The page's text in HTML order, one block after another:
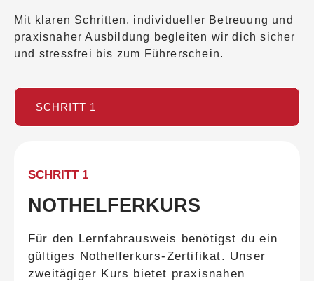
Mit klaren Schritten, individueller Betreuung und
praxisnaher Ausbildung begleiten wir dich sicher
und stressfrei bis zum Führerschein.
SCHRITT 1
SCHRITT 1
NOTHELFERKURS
Für den Lernfahrausweis benötigst du ein
gültiges Nothelferkurs-Zertifikat. Unser
zweitägiger Kurs bietet praxisnahen